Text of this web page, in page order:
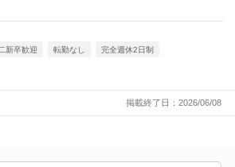
新卒歓迎 転勤なし 完全週休2日制
掲載終了日：2026/06/08